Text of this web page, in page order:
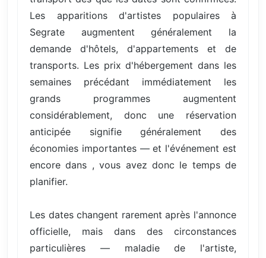
Les apparitions d'artistes populaires à
Segrate augmentent généralement la
demande d'hôtels, d'appartements et de
transports. Les prix d'hébergement dans les
semaines précédant immédiatement les
grands programmes augmentent
considérablement, donc une réservation
anticipée signifie généralement des
économies importantes — et l'événement est
encore dans , vous avez donc le temps de
planifier.
Les dates changent rarement après l'annonce
officielle, mais dans des circonstances
particulières — maladie de l'artiste,